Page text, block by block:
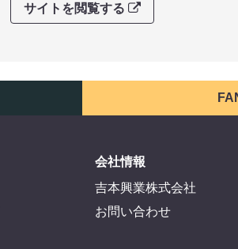
サイトを閲覧する
会社情報
吉本興業株式会社
お問い合わせ